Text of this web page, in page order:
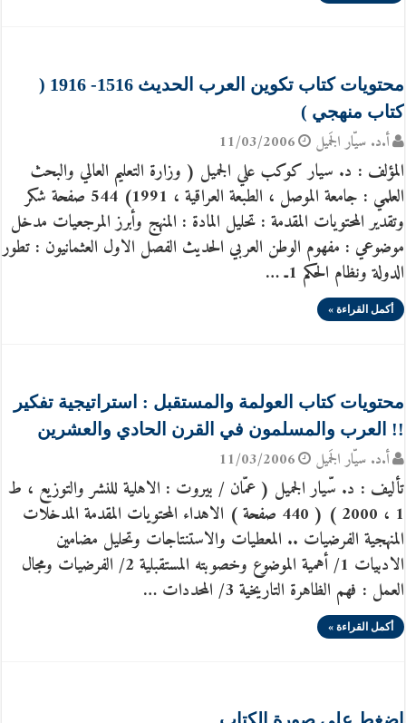
محتويات كتاب تكوين العرب الحديث 1516- 1916 (
كتاب منهجي )
أ.د. سيّار الجَميل 11/03/2006
المؤلف : د. سيار كوكب علي الجميل ( وزارة التعليم العالي والبحث
العلمي : جامعة الموصل ، الطبعة العراقية ، 1991) 544 صفحة شكر
وتقدير المحتويات المقدمة : تحليل المادة : المنهج وأبرز المرجعيات مدخل
موضوعي : مفهوم الوطن العربي الحديث الفصل الاول العثمانيون : تطور
الدولة ونظام الحكم 1ـ …
أكمل القراءة »
محتويات كتاب العولمة والمستقبل : استراتيجية تفكير
!! العرب والمسلمون في القرن الحادي والعشرين
أ.د. سيّار الجَميل 11/03/2006
تأليف : د. سّيار الجميل ( عمّان / بيروت : الاهلية للنشر والتوزيع ، ط
1 ، 2000 ) ( 440 صفحة ) الاهداء المحتويات المقدمة المدخلات
المنهجية الفرضيات .. المعطيات والاستنتاجات وتحليل مضامين
الادبيات 1/ أهمية الموضوع وخصوبته المستقبلية 2/ الفرضيات ومجال
العمل : فهم الظاهرة التاريخية 3/ المحددات …
أكمل القراءة »